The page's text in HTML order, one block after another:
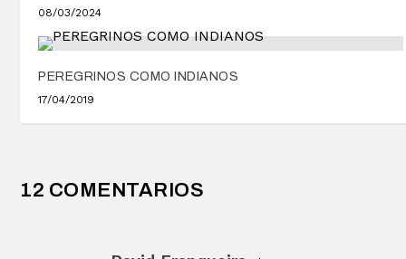
08/03/2024
PEREGRINOS COMO INDIANOS
17/04/2019
12 COMENTARIOS